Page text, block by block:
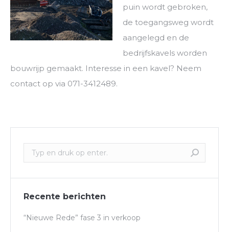
puin wordt gebroken,
de toegangsweg wordt
aangelegd en de
bedrijfskavels worden
bouwrijp gemaakt. Interesse in een kavel? Neem
contact op via 071-3412489.
Recente berichten
“Nieuwe Rede” fase 3 in verkoop